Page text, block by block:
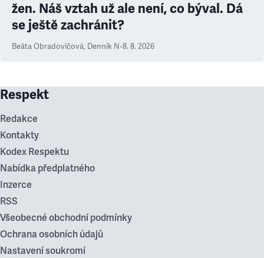
žen. Náš vztah už ale není, co býval. Dá
se ještě zachránit?
Beáta Obradovičová, Denník N•8. 8. 2026
Respekt
Redakce
Kontakty
Kodex Respektu
Nabídka předplatného
Inzerce
RSS
Všeobecné obchodní podmínky
Ochrana osobních údajů
Nastavení soukromí